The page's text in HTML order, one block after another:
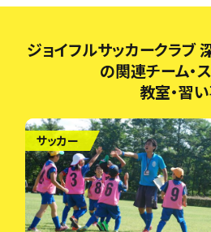
ジョイフルサッカークラブ
の関連チーム・
教室・習
サッカー